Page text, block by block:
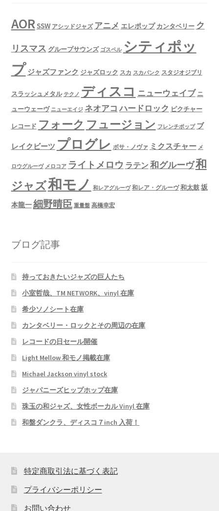
AORSSW アシッドジャズ アニメ エレポップ カンタベリー ク
リスマス グループサウンズ ゴスペル シティポッ
プ ジャズファンク ジャズロック スカ スカパンク スタジオジブリ
スラッシュメタル テクノ ディスコ ニューウェイブ ニ
ューウェーヴ ニューエイジ ネオアコ ハードロック ピクチャー
レコード フォーク フュージョン フレンチポップ ブ
レイクビーツ プログレ ボサ・ノヴァ ミクスチャー メ
ロウグルーヴ メロコア ライトメロウ ラテン 和グルーヴ和
ジャズ和モノ 和レアグルーヴ 和レア・グルーヴ 和太鼓坂
本龍一細野晴臣 重量盤 高橋幸宏
ブログ記事
持っておきたいジャズの巨人たち
小室哲哉、TM NETWORK、vinyl 在庫
希少ソノシート在庫
カンタベリー・ロックとその周辺の在庫
レコードの日セール開催
Light Mellow 和モノ掲載在庫
Michael Jackson vinyl stock
ジャパニーズヒップホップ在庫
珠玉の和ジャズ、女性ボーカル Vinyl 在庫
和盤ダンクラ、ディスコ７inch 入荷！
特定商取引法に基づく表記
プライバシーポリシー
お問い合わせ